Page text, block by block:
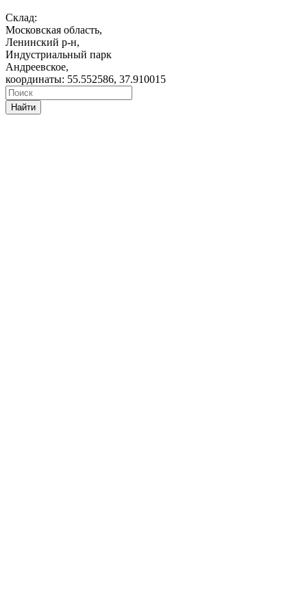
Склад:
Московская область,
Ленинский р-н,
Индустриальный парк
Андреевское,
координаты: 55.552586, 37.910015
Найти